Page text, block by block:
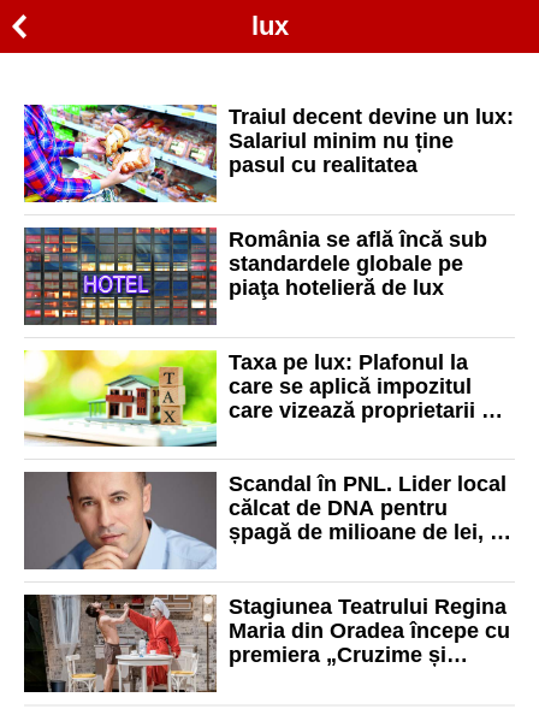
lux
Traiul decent devine un lux:
Salariul minim nu ține
pasul cu realitatea
România se află încă sub
standardele globale pe
piaţa hotelieră de lux
Taxa pe lux: Plafonul la
care se aplică impozitul
care vizează proprietarii de
Scandal în PNL. Lider local
călcat de DNA pentru
șpagă de milioane de lei, la
publice din Prahova
Stagiunea Teatrului Regina
Maria din Oradea începe cu
premiera „Cruzime și